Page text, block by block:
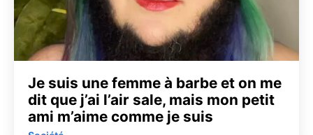
Je suis une femme à barbe et on me
dit que j’ai l’air sale, mais mon petit
ami m’aime comme je suis